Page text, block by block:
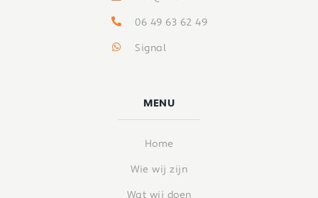
06 49 63 62 49
Signal
MENU
Home
Wie wij zijn
Wat wij doen